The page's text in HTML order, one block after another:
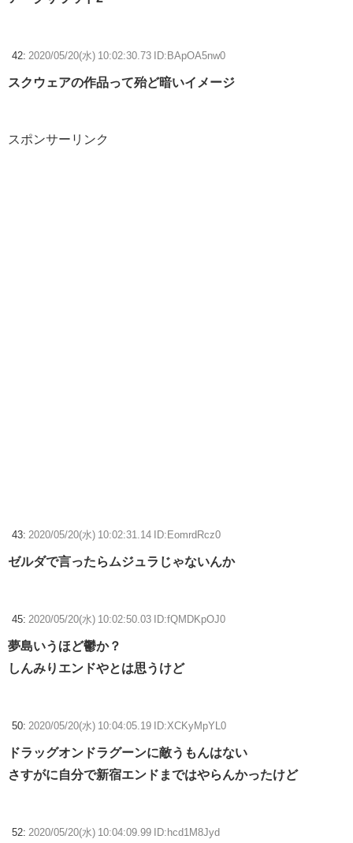
42: 2020/05/20(水) 10:02:30.73 ID:BApOA5nw0
スクウェアの作品って殆ど暗いイメージ
スポンサーリンク
43: 2020/05/20(水) 10:02:31.14 ID:EomrdRcz0
ゼルダで言ったらムジュラじゃないんか
45: 2020/05/20(水) 10:02:50.03 ID:fQMDKpOJ0
夢島いうほど鬱か？
しんみりエンドやとは思うけど
50: 2020/05/20(水) 10:04:05.19 ID:XCKyMpYL0
ドラッグオンドラグーンに敵うもんはない
さすがに自分で新宿エンドまではやらんかったけど
52: 2020/05/20(水) 10:04:09.99 ID:hcd1M8Jyd